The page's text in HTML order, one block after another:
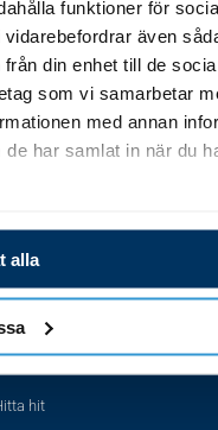
funktioner för
även
din enhet till de
som vi samarbetar
med annan
har samlat in när du
alla
Lägg till i varukorg
hos oss
Öppettider
oss
hit